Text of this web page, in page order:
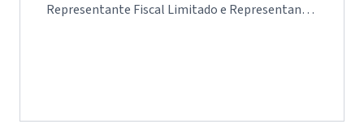
Representante Fiscal Limitado e Representante